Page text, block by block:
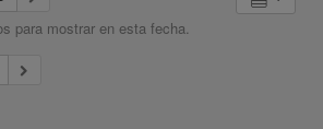
para mostrar en esta fecha.